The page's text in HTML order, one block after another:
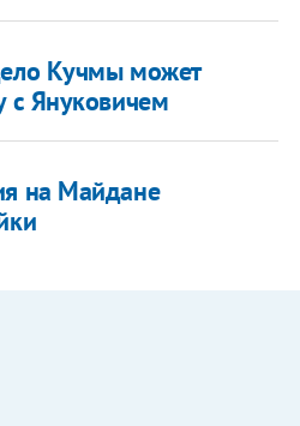
Кучмы может
с Януковичем
на Майдане